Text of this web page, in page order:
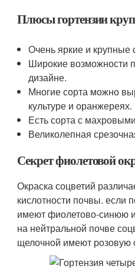
Плюсы гортензии
Очень яркие и крупные
Широкие возможности
дизайне.
Многие сорта можно
культуре и оранжереях.
Есть сорта с
Великолепная
Секрет фиолетовой
Окраска соцветий
кислотности почвы. если
имеют фиолетово-синюю
на нейтральной почве
щелочной имеют розовую